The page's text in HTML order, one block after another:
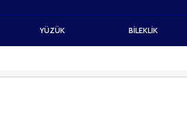
YÜZÜK BİLEKLİK